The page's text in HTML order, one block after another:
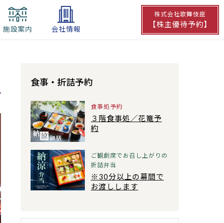
施設案内 会社情報
株式会社歌舞伎座
【株主優待予約】
食事・ 折詰予約
食事処予約
３階食事処／花篭予
約
ご観劇席でお召し上がりの
折詰弁当
※30分以上の幕間で
お渡しします